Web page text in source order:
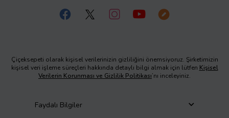
Çiçeksepeti olarak kişisel verilerinizin gizliliğini önemsiyoruz. Şirketimizin
kişisel veri işleme süreçleri hakkında detaylı bilgi almak için lütfen Kişisel
Verilerin Korunması ve Gizlilik Politikası’nı inceleyiniz.
Faydalı Bilgiler